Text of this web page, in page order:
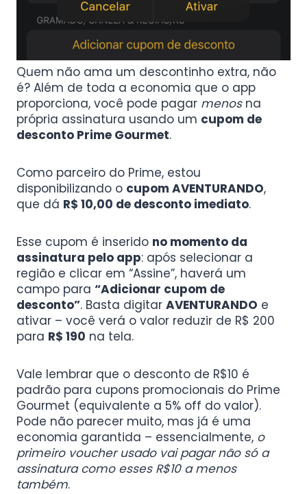
Quem não ama um descontinho extra, não
é? Além de toda a economia que o app
proporciona, você pode pagar menosna
própria assinatura usando um cupom de
desconto Prime Gourmet.
Como parceiro do Prime, estou
disponibilizando o cupom AVENTURANDO,
que dá R$ 10,00 de desconto imediato.
Esse cupom é inserido no momento da
assinatura pelo app: após selecionar a
região e clicar em “Assine”, haverá um
campo para “Adicionar cupom de
desconto”. Basta digitar AVENTURANDO e
ativar – você verá o valor reduzir de R$ 200
para R$ 190 na tela.
Vale lembrar que o desconto de R$10 é
padrão para cupons promocionais do Prime
Gourmet (equivalente a 5% off do valor).
Pode não parecer muito, mas já é uma
economia garantida – essencialmente, o
primeiro voucher usado vai pagar não só a
assinatura como esses R$10 a menos
também.